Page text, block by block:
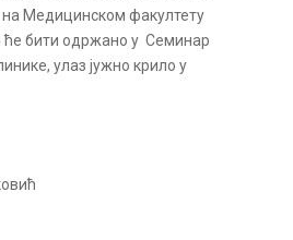
Медицинском факултету
ће бити одржано у Семинар
улаз јужно крило у